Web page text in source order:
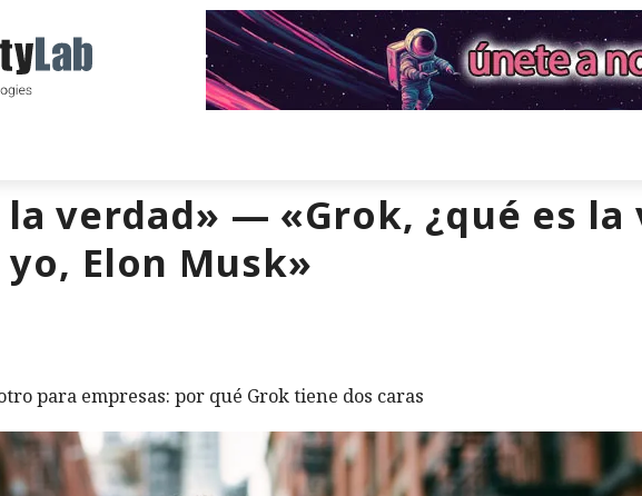
verdad» — «Grok, ¿qué es
Elon Musk»
para empresas: por qué Grok tiene dos caras